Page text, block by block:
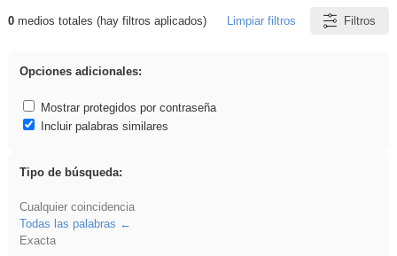
Resultados de: Ahmet
0medios totales (hay filtros aplicados) Limpiar filtros Filtros
Opciones adicionales:
Mostrar protegidos por contraseña
Incluir palabras similares
Tipo de búsqueda:
Cualquier coincidencia
Todas las palabras
Exacta